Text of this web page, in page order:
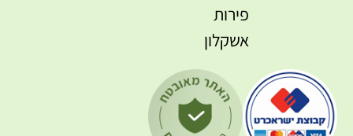
פירות
אשקלון